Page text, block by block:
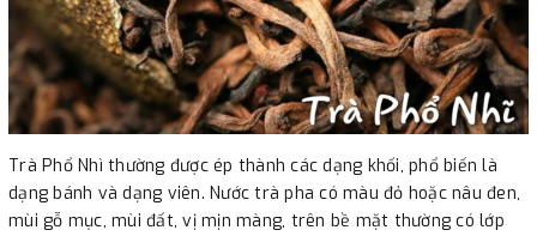
Trà Phổ Nhì thường được ép thành các dạng khối, phổ biến là
dạng bánh và dạng viên. Nước trà pha có màu đỏ hoặc nâu đen,
mùi gỗ mục, mùi đất, vị mịn màng, trên bề mặt thường có lớp